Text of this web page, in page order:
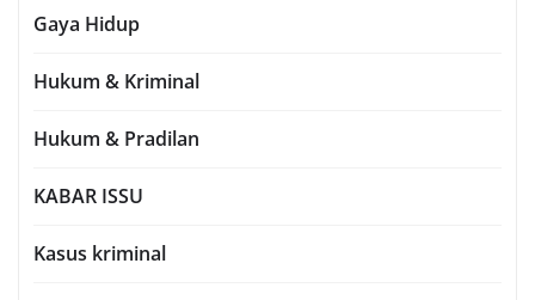
Gaya Hidup
Hukum & Kriminal
Hukum & Pradilan
KABAR ISSU
Kasus kriminal